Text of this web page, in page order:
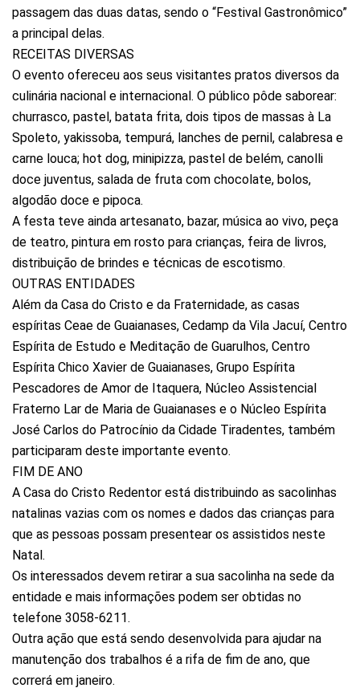
passagem das duas datas, sendo o “Festival Gastronômico”
a principal delas.
RECEITAS DIVERSAS
O evento ofereceu aos seus visitantes pratos diversos da
culinária nacional e internacional. O público pôde saborear:
churrasco, pastel, batata frita, dois tipos de massas à La
Spoleto, yakissoba, tempurá, lanches de pernil, calabresa e
carne louca; hot dog, minipizza, pastel de belém, canolli
doce juventus, salada de fruta com chocolate, bolos,
algodão doce e pipoca.
A festa teve ainda artesanato, bazar, música ao vivo, peça
de teatro, pintura em rosto para crianças, feira de livros,
distribuição de brindes e técnicas de escotismo.
OUTRAS ENTIDADES
Além da Casa do Cristo e da Fraternidade, as casas
espíritas Ceae de Guaianases, Cedamp da Vila Jacuí, Centro
Espírita de Estudo e Meditação de Guarulhos, Centro
Espírita Chico Xavier de Guaianases, Grupo Espírita
Pescadores de Amor de Itaquera, Núcleo Assistencial
Fraterno Lar de Maria de Guaianases e o Núcleo Espírita
José Carlos do Patrocínio da Cidade Tiradentes, também
participaram deste importante evento.
FIM DE ANO
A Casa do Cristo Redentor está distribuindo as sacolinhas
natalinas vazias com os nomes e dados das crianças para
que as pessoas possam presentear os assistidos neste
Natal.
Os interessados devem retirar a sua sacolinha na sede da
entidade e mais informações podem ser obtidas no
telefone 3058-6211.
Outra ação que está sendo desenvolvida para ajudar na
manutenção dos trabalhos é a rifa de fim de ano, que
correrá em janeiro.